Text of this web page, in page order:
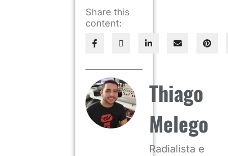
Share this
content:
Thiago
Melego
Radialista e